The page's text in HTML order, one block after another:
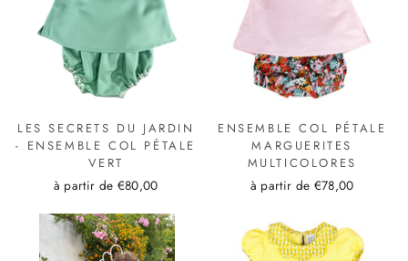
LES SECRETS DU JARDIN
- ENSEMBLE COL PÉTALE
VERT
à partir de €80,00
ENSEMBLE COL PÉTALE
MARGUERITES
MULTICOLORES
à partir de €78,00